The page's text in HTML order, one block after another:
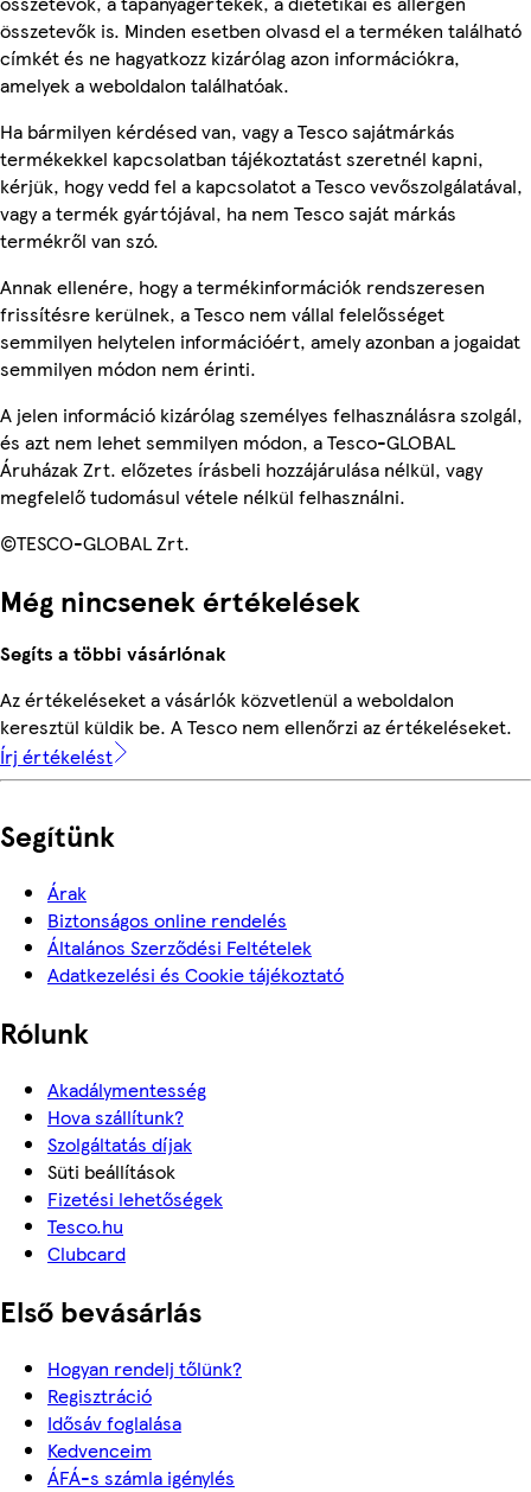
összetevők is. Minden esetben olvasd el a terméken található
címkét és ne hagyatkozz kizárólag azon információkra,
amelyek a weboldalon találhatóak.
Ha bármilyen kérdésed van, vagy a Tesco sajátmárkás
termékekkel kapcsolatban tájékoztatást szeretnél kapni,
kérjük, hogy vedd fel a kapcsolatot a Tesco vevőszolgálatával,
vagy a termék gyártójával, ha nem Tesco saját márkás
termékről van szó.
Annak ellenére, hogy a termékinformációk rendszeresen
frissítésre kerülnek, a Tesco nem vállal felelősséget
semmilyen helytelen információért, amely azonban a jogaidat
semmilyen módon nem érinti.
A jelen információ kizárólag személyes felhasználásra szolgál,
és azt nem lehet semmilyen módon, a Tesco-GLOBAL
Áruházak Zrt. előzetes írásbeli hozzájárulása nélkül, vagy
megfelelő tudomásul vétele nélkül felhasználni.
©TESCO-GLOBAL Zrt.
Még nincsenek értékelések
Segíts a többi vásárlónak
Az értékeléseket a vásárlók közvetlenül a weboldalon
keresztül küldik be. A Tesco nem ellenőrzi az értékeléseket.
Írj értékelést
Segítünk
Árak
Biztonságos online rendelés
Általános Szerződési Feltételek
Adatkezelési és Cookie tájékoztató
Rólunk
Akadálymentesség
Hova szállítunk?
Szolgáltatás díjak
Süti beállítások
Fizetési lehetőségek
Tesco.hu
Clubcard
Első bevásárlás
Hogyan rendelj tőlünk?
Regisztráció
Idősáv foglalása
Kedvenceim
ÁFÁ-s számla igénylés